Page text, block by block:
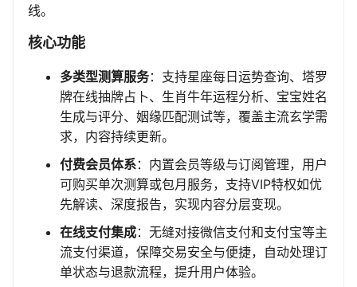
线。
核心功能
多类型测算服务：支持星座每日运势查询、塔罗
牌在线抽牌占卜、生肖牛年运程分析、宝宝姓名
生成与评分、姻缘匹配测试等，覆盖主流玄学需
求，内容持续更新。
付费会员体系：内置会员等级与订阅管理，用户
可购买单次测算或包月服务，支持VIP特权如优
先解读、深度报告，实现内容分层变现。
在线支付集成：无缝对接微信支付和支付宝等主
流支付渠道，保障交易安全与便捷，自动处理订
单状态与退款流程，提升用户体验。